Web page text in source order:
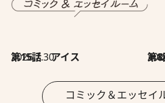
2026.7.30
第15話 アイス 第8回「
コミック＆エッセイ